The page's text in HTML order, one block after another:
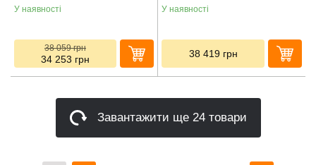
У наявності
38 059грн
34 253 грн
У наявності
38 419 грн
Завантажити ще 24 товари